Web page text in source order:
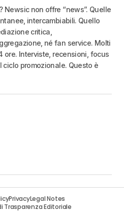
Newsic non offre “news”. Quelle
intercambiabili. Quello
critica,
né fan service. Molti
ore. Interviste, recensioni, focus
promozionale. Questo è
PrivacyLegal Notes
Trasparenza Editoriale